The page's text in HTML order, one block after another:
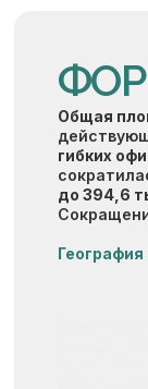
Общая
гибких
до 394,6